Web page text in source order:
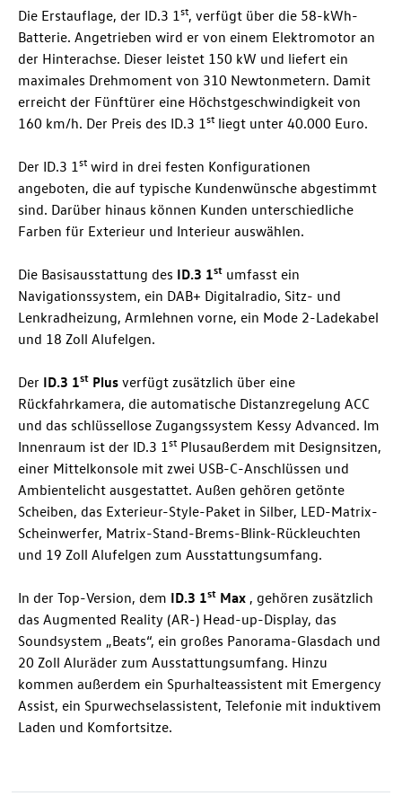
Die Erstauflage, der ID.3 1st, verfügt über die 58-kWh-
Batterie. Angetrieben wird er von einem Elektromotor an
der Hinterachse. Dieser leistet 150 kW und liefert ein
maximales Drehmoment von 310 Newtonmetern. Damit
erreicht der Fünftürer eine Höchstgeschwindigkeit von
160 km/h. Der Preis des ID.3 1st liegt unter 40.000 Euro.
Der ID.3 1st wird in drei festen Konfigurationen
angeboten, die auf typische Kundenwünsche abgestimmt
sind. Darüber hinaus können Kunden unterschiedliche
Farben für Exterieur und Interieur auswählen.
Die Basisausstattung des ID.3 1st umfasst ein
Navigationssystem, ein DAB+ Digitalradio, Sitz- und
Lenkradheizung, Armlehnen vorne, ein Mode 2-Ladekabel
und 18 Zoll Alufelgen.
Der ID.3 1st Plus verfügt zusätzlich über eine
Rückfahrkamera, die automatische Distanzregelung ACC
und das schlüssellose Zugangssystem Kessy Advanced. Im
Innenraum ist der ID.3 1st Plusaußerdem mit Designsitzen,
einer Mittelkonsole mit zwei USB-C-Anschlüssen und
Ambientelicht ausgestattet. Außen gehören getönte
Scheiben, das Exterieur-Style-Paket in Silber, LED-Matrix-
Scheinwerfer, Matrix-Stand-Brems-Blink-Rückleuchten
und 19 Zoll Alufelgen zum Ausstattungsumfang.
In der Top-Version, dem ID.3 1st Max , gehören zusätzlich
das Augmented Reality (AR-) Head-up-Display, das
Soundsystem „Beats“, ein großes Panorama-Glasdach und
20 Zoll Aluräder zum Ausstattungsumfang. Hinzu
kommen außerdem ein Spurhalteassistent mit Emergency
Assist, ein Spurwechselassistent, Telefonie mit induktivem
Laden und Komfortsitze.